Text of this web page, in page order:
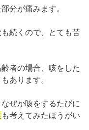
分が痛みます。
続くので、とても苦
者の場合、咳をした
あります。
ぜか咳をするたびに
も考えてみたほうがい